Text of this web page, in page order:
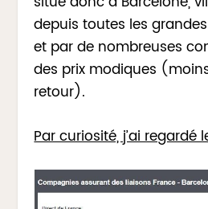
depuis toutes les
et par de nombreuses
des prix modiques
retour).
Par curiosité, j’ai